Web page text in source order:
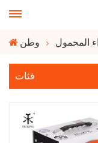
وطن
فئات